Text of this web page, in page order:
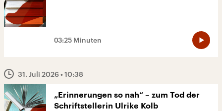
03:25 Minuten
31. Juli 2026• 10:38
„Erinnerungen so nah“ – zum Tod der
Schriftstellerin Ulrike Kolb